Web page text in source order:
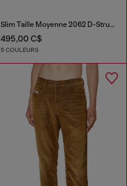
Slim Taille Moyenne 2062 D-Strukt Joggjeans®
495,00 C$
5 COULEURS